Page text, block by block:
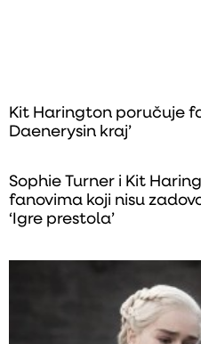
Kit Harington poručuje
Daenerysin kraj’
Sophie Turner i Kit
fanovima koji nisu
‘Igre prestola’